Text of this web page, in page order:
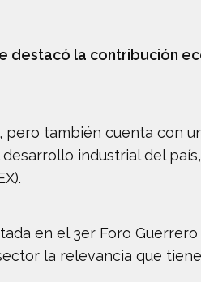
destacó la contribución
también cuenta con
industrial del
en el 3er Foro
la relevancia que